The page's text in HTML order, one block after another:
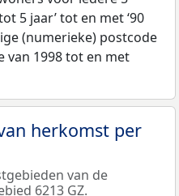
5 jaar’ tot en met ‘90
(numerieke) postcode
van 1998 tot en met
herkomst per
van de
6213 GZ.